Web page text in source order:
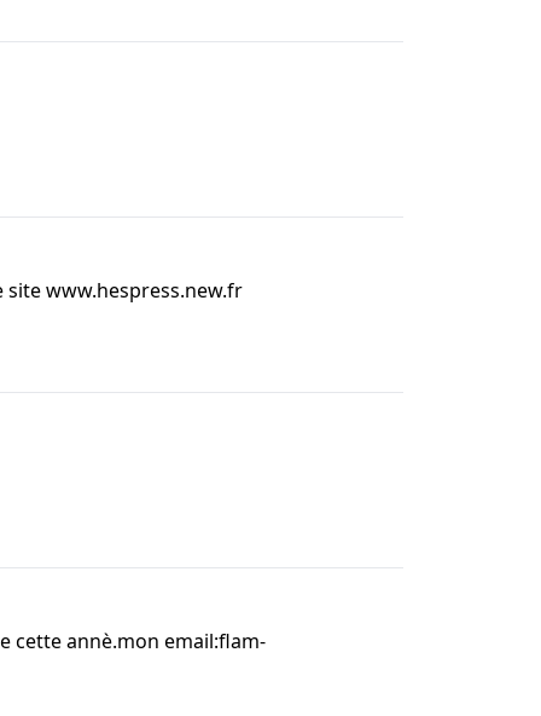
www.hespress.new.fr
cette annè.mon email:flam-